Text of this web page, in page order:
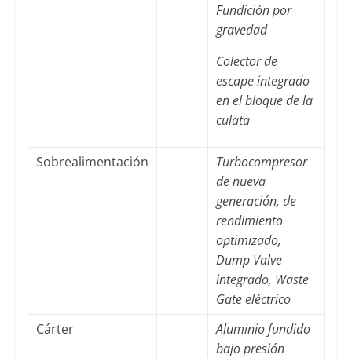
Fundición por
gravedad
Colector de
escape integrado
en el bloque de la
culata
Sobrealimentación
Turbocompresor
de nueva
generación, de
rendimiento
optimizado,
Dump Valve
integrado, Waste
Gate eléctrico
Cárter
Aluminio fundido
bajo presión